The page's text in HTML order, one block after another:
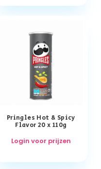
Pringles Hot & Spicy
Flavor 20 x 110g
Login voor prijzen